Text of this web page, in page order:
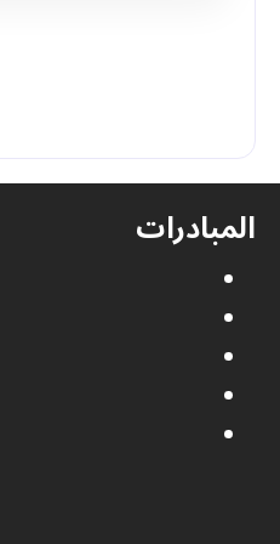
المبادرات